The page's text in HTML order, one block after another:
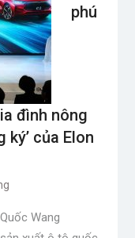
phú
đình nông
ký’ của Elon
Wang